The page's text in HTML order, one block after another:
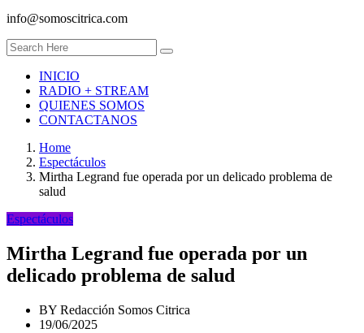
info@somoscitrica.com
INICIO
RADIO + STREAM
QUIENES SOMOS
CONTACTANOS
Home
Espectáculos
Mirtha Legrand fue operada por un delicado problema de
salud
Espectáculos
Mirtha Legrand fue operada por un
delicado problema de salud
BY Redacción Somos Citrica
19/06/2025